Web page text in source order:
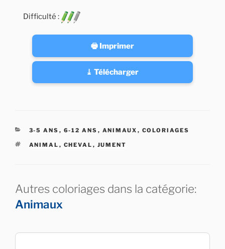
Difficulté :
🖶 Imprimer
⤓ Télécharger
CATÉGORIES
3-5 ANS , 6-12 ANS , ANIMAUX , COLORIAGES
ÉTIQUETTES
ANIMAL , CHEVAL , JUMENT
Autres coloriages dans la catégorie:
Animaux